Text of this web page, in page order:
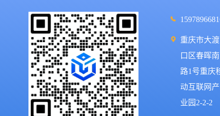
重庆市大渡
口区春晖南
路1号重庆
动互联网产
业园2-2-2